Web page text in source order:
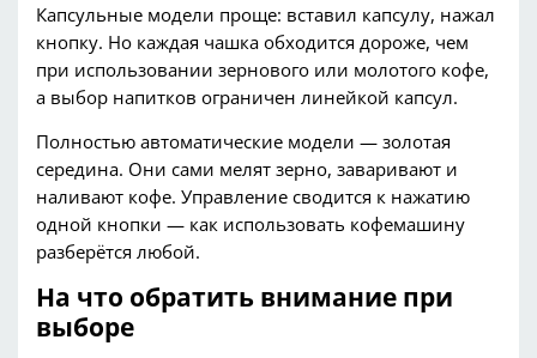
Капсульные модели проще: вставил капсулу, нажал
кнопку. Но каждая чашка обходится дороже, чем
при использовании зернового или молотого кофе,
а выбор напитков ограничен линейкой капсул.
Полностью автоматические модели — золотая
середина. Они сами мелят зерно, заваривают и
наливают кофе. Управление сводится к нажатию
одной кнопки — как использовать кофемашину
разберётся любой.
На что обратить внимание при
выборе